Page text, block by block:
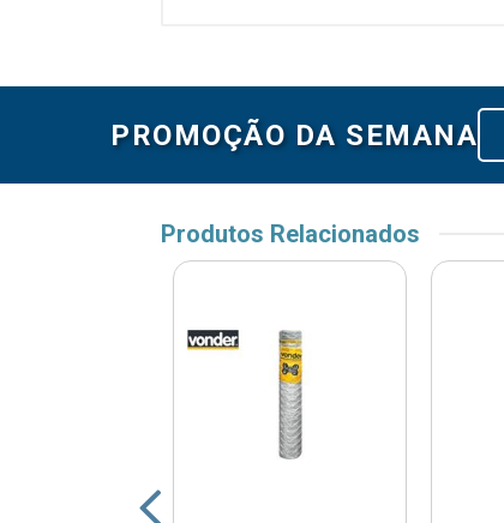
PROMOÇÃO DA SEMANA
Produtos Relacionados